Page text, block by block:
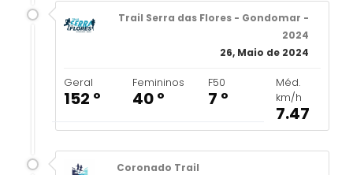
Trail Serra das Flores - Gondomar -
2024
26, Maio de 2024
Geral
152 º
Femininos
40 º
F50
7 º
Méd.
km/h
7.47
Coronado Trail